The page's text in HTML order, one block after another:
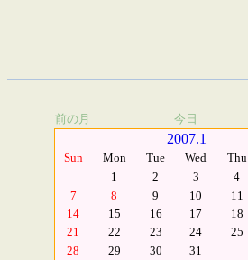
前の月 今日
2007.1
Sun Mon Tue Wed Thu
1
2 3 4
7
8 9 10 11
14
15 16 17 18
21
22 23 24 25
28
29 30 31